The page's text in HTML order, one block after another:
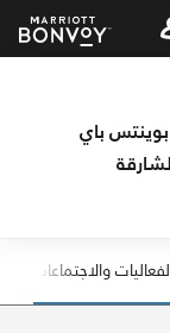
باي
والاجتماعات